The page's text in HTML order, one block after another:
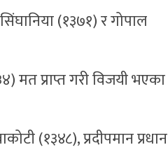
(१३७१) र गोपाल
मत प्राप्त गरी विजयी भएका
(१३४८), प्रदीपमान प्रधान